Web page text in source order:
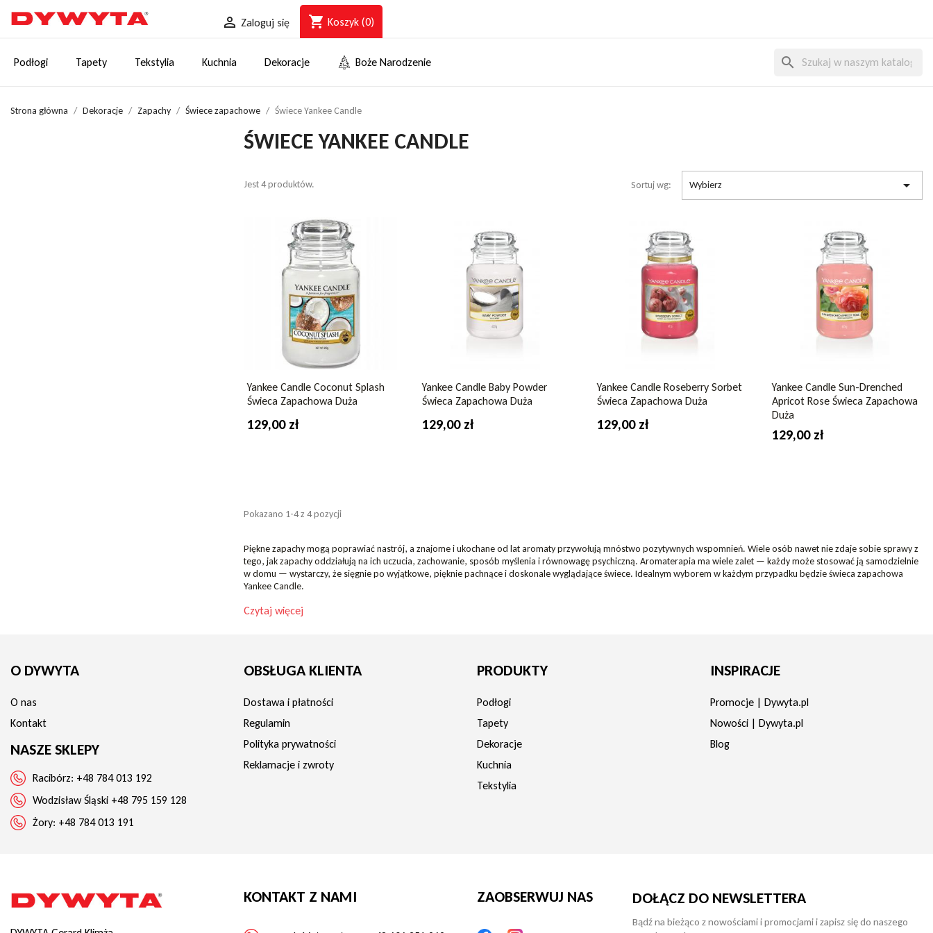
 Zaloguj się shopping_cart Koszyk (0)
Podłogi Tapety Tekstylia Kuchnia Dekoracje Boże Narodzenie search
Strona główna Dekoracje Zapachy Świece zapachowe Świece Yankee Candle
ŚWIECE YANKEE CANDLE
Jest 4 produktów. Sortuj wg: Wybierz 
Yankee Candle Coconut Splash
Świeca Zapachowa Duża
129,00 zł
Yankee Candle Baby Powder
Świeca Zapachowa Duża
129,00 zł
Yankee Candle Roseberry Sorbet
Świeca Zapachowa Duża
129,00 zł
Yankee Candle Sun-Drenched
Apricot Rose Świeca Zapachowa
Duża
129,00 zł
Pokazano 1-4 z 4 pozycji
Piękne zapachy mogą poprawiać nastrój, a znajome i ukochane od lat aromaty przywołują mnóstwo pozytywnych wspomnień. Wiele osób nawet nie zdaje sobie sprawy z
tego, jak zapachy oddziałują na ich uczucia, zachowanie, sposób myślenia i równowagę psychiczną. Aromaterapia ma wiele zalet — każdy może stosować ją samodzielnie
w domu — wystarczy, że sięgnie po wyjątkowe, pięknie pachnące i doskonale wyglądające świece. Idealnym wyborem w każdym przypadku będzie świeca zapachowa
Yankee Candle.
Czytaj więcej
O DYWYTA
O nas
Kontakt
NASZE SKLEPY
Racibórz: +48 784 013 192
Wodzisław Śląski +48 795 159 128
Żory: +48 784 013 191
OBSŁUGA KLIENTA
Dostawa i płatności
Regulamin
Polityka prywatności
Reklamacje i zwroty
PRODUKTY
Podłogi
Tapety
Dekoracje
Kuchnia
Tekstylia
INSPIRACJE
Promocje | Dywyta.pl
Nowości | Dywyta.pl
Blog
KONTAKT Z NAMI ZAOBSERWUJ NAS DOŁĄCZ DO NEWSLETTERA
Bądź na bieżąco z nowościami i promocjami i zapisz się do naszego